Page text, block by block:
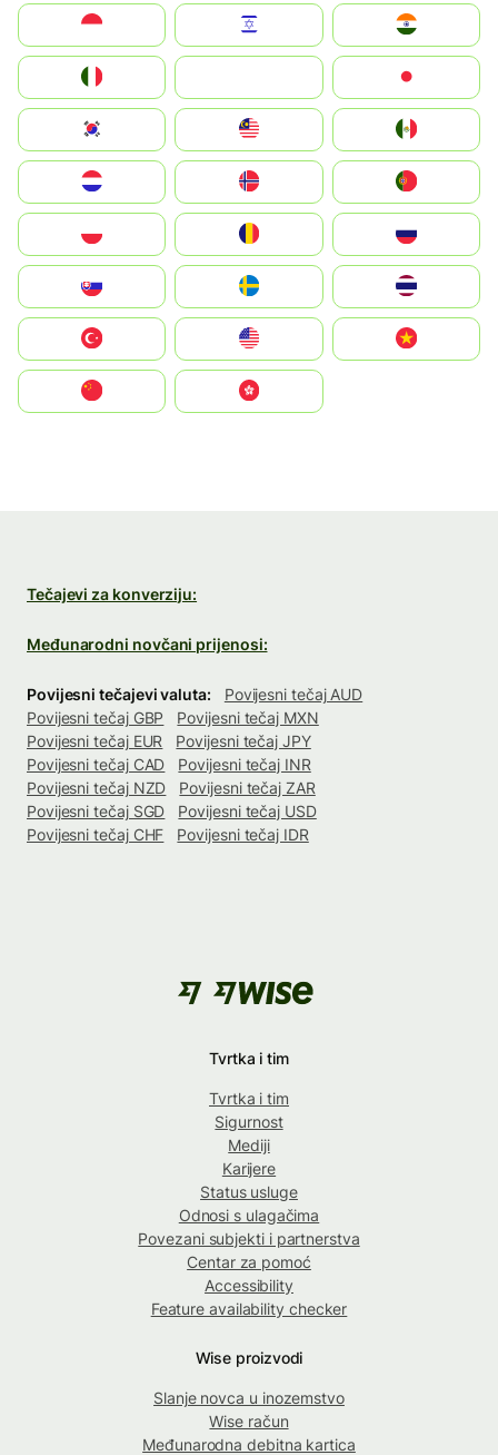
South Korea
United States
中國香港特別行政區
Tečajevi za konverziju:
Međunarodni novčani prijenosi:
Povijesni tečajevi valuta:
Povijesni tečaj AUD
Povijesni tečaj GBP
Povijesni tečaj MXN
Povijesni tečaj EUR
Povijesni tečaj JPY
Povijesni tečaj CAD
Povijesni tečaj INR
Povijesni tečaj NZD
Povijesni tečaj ZAR
Povijesni tečaj SGD
Povijesni tečaj USD
Povijesni tečaj CHF
Povijesni tečaj IDR
Tvrtka i tim
Tvrtka i tim
Sigurnost
Mediji
Karijere
Status usluge
Odnosi s ulagačima
Povezani subjekti i partnerstva
Centar za pomoć
Accessibility
Feature availability checker
Wise proizvodi
Slanje novca u inozemstvo
Wise račun
Međunarodna debitna kartica